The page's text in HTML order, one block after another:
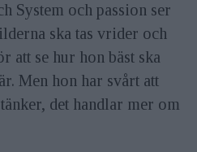
System och passion ser
ska tas vrider och
att se hur hon bäst ska
Men hon har svårt att
det handlar mer om